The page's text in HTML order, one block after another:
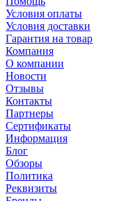
Условия оплаты
Условия доставки
Гарантия на товар
Компания
О компании
Новости
Отзывы
Контакты
Партнеры
Сертификаты
Информация
Блог
Обзоры
Политика
Реквизиты